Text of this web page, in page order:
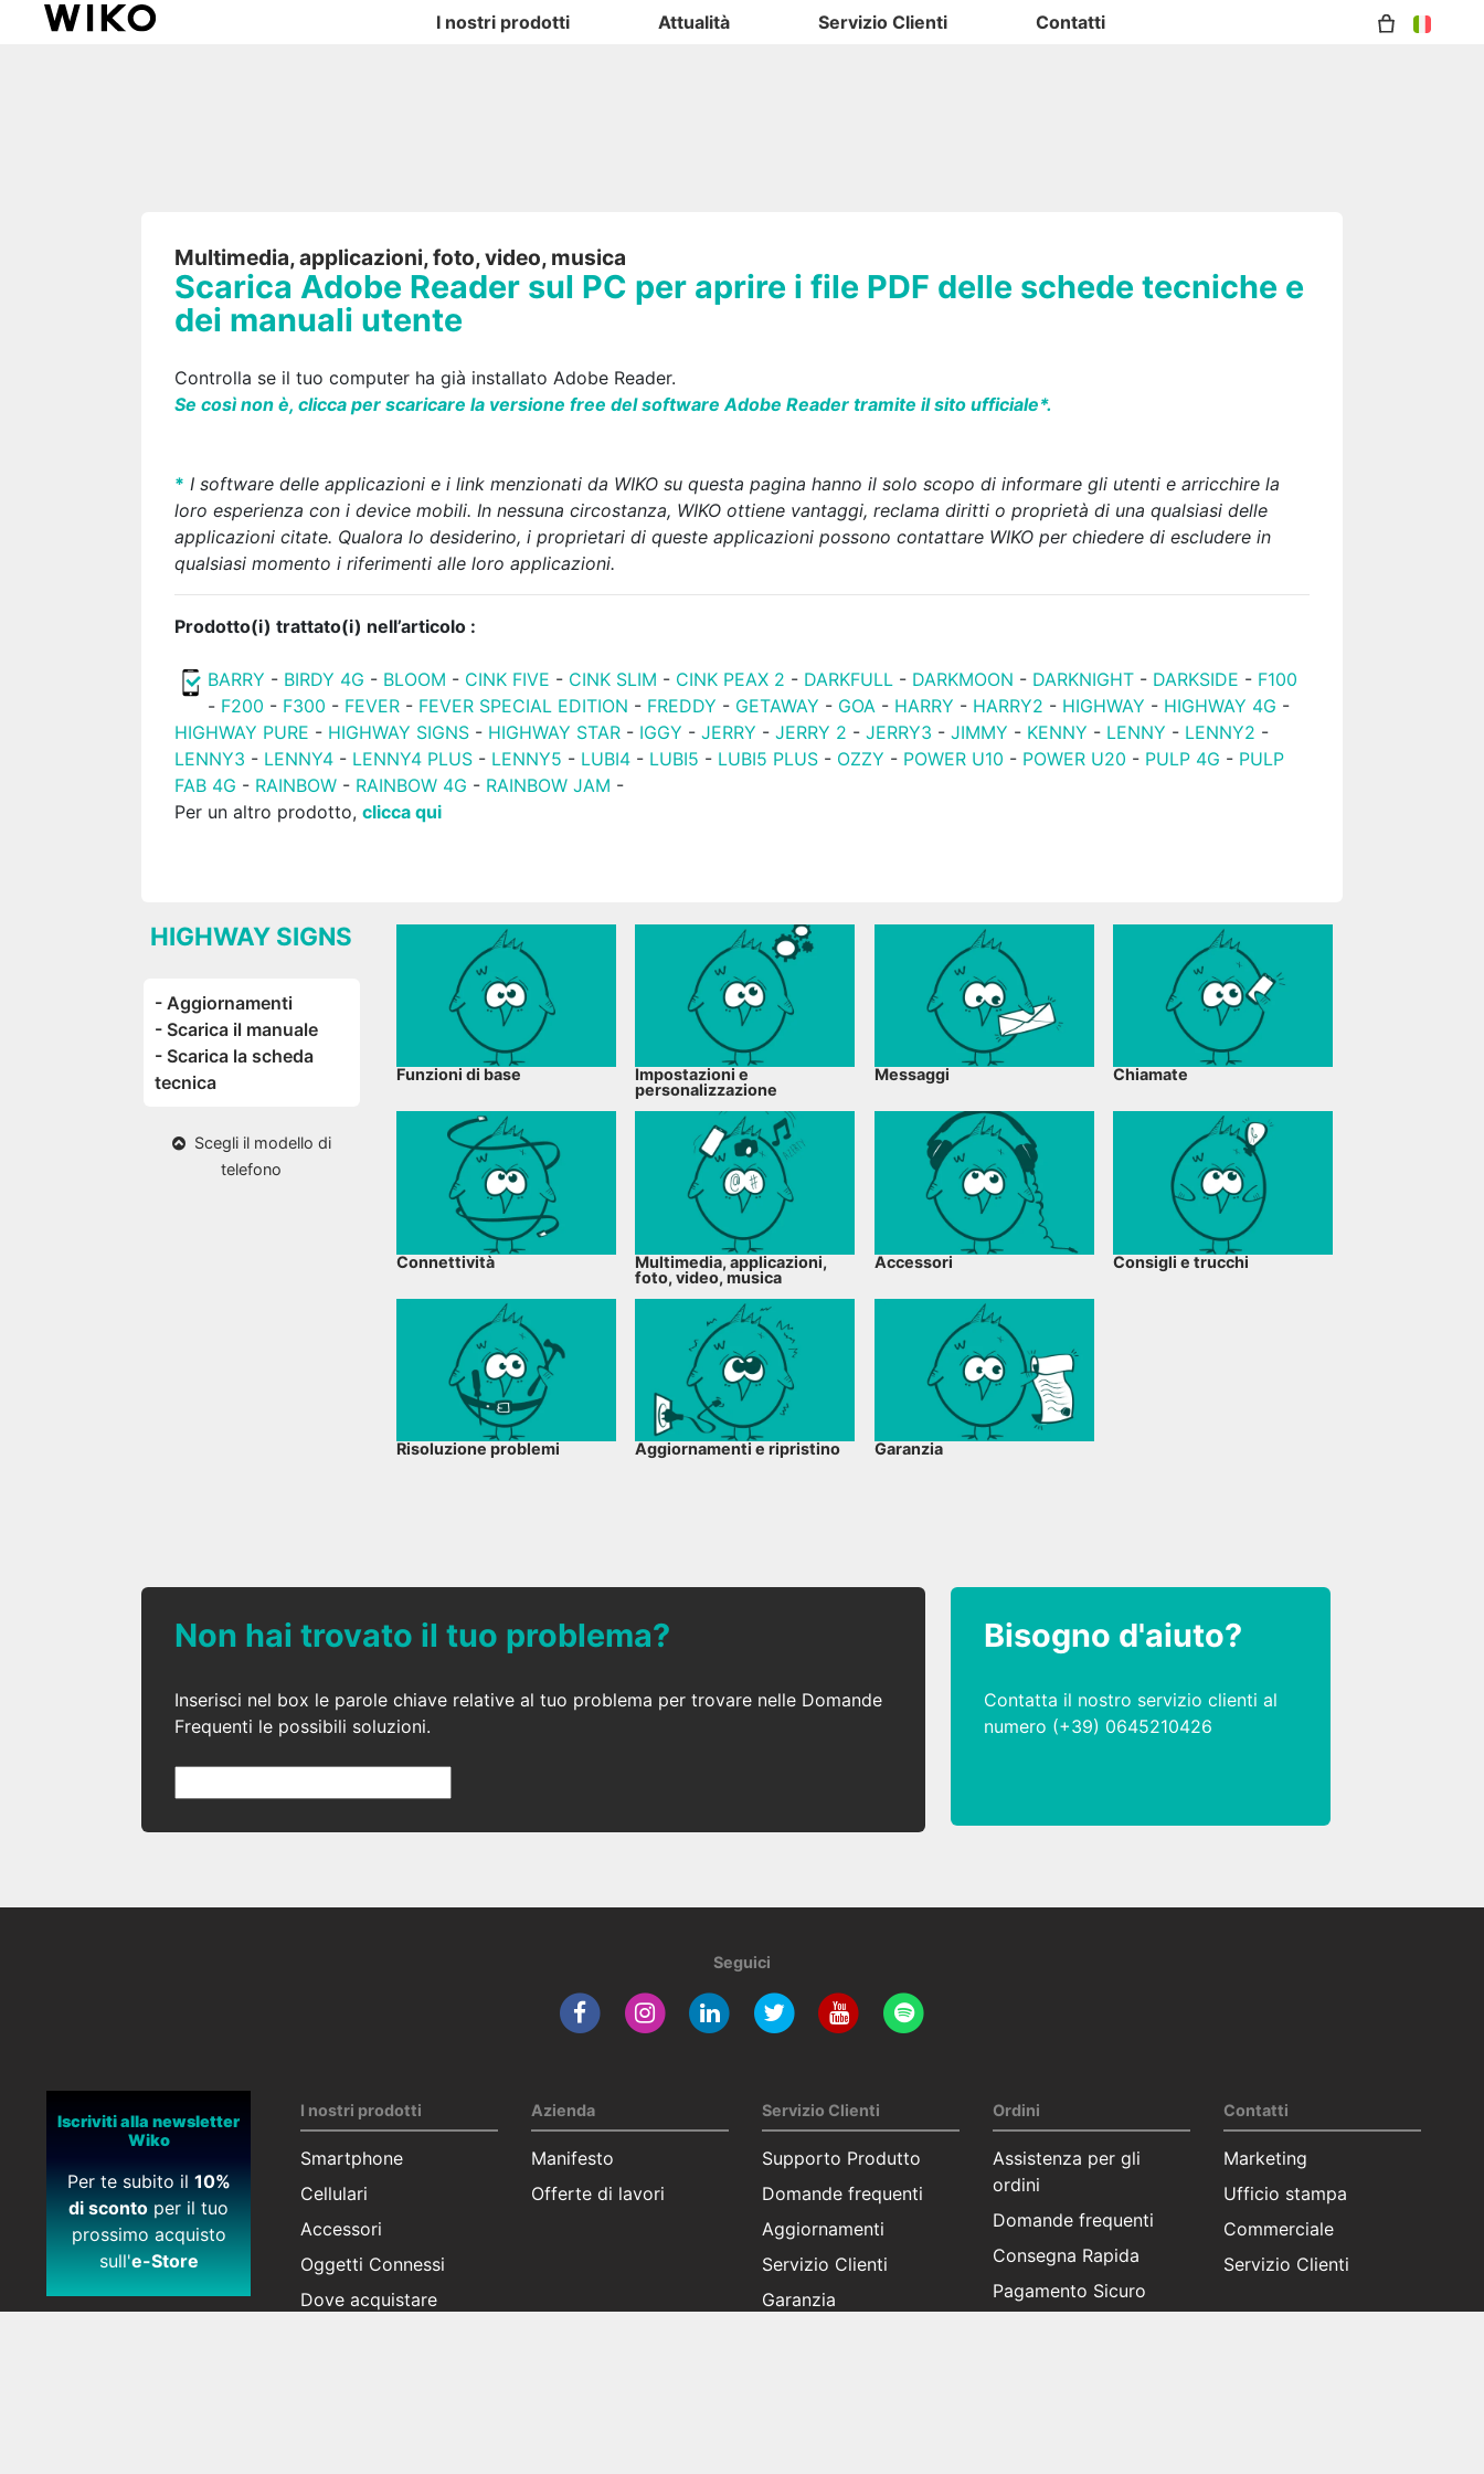
I nostri prodotti Attualità Servizio Clienti Contatti
Multimedia, applicazioni, foto, video, musica
Scarica Adobe Reader sul PC per aprire i file PDF delle schede tecniche e
dei manuali utente
Controlla se il tuo computer ha già installato Adobe Reader.
Se così non è, clicca per scaricare la versione free del software Adobe Reader tramite il sito ufficiale*.
* I software delle applicazioni e i link menzionati da WIKO su questa pagina hanno il solo scopo di informare gli utenti e arricchire la
loro esperienza con i device mobili. In nessuna circostanza, WIKO ottiene vantaggi, reclama diritti o proprietà di una qualsiasi delle
applicazioni citate. Qualora lo desiderino, i proprietari di queste applicazioni possono contattare WIKO per chiedere di escluderein
qualsiasi momentoi riferimenti alle loro applicazioni.
Prodotto(i) trattato(i) nell’articolo :
BARRY - BIRDY 4G - BLOOM - CINK FIVE - CINK SLIM - CINK PEAX 2 - DARKFULL - DARKMOON - DARKNIGHT - DARKSIDE - F100
- F200 - F300 - FEVER - FEVER SPECIAL EDITION - FREDDY - GETAWAY - GOA - HARRY - HARRY2 - HIGHWAY - HIGHWAY 4G -
HIGHWAY PURE - HIGHWAY SIGNS - HIGHWAY STAR - IGGY -JERRY -JERRY 2 -JERRY3 -JIMMY - KENNY - LENNY - LENNY2 -
LENNY3 - LENNY4 - LENNY4 PLUS - LENNY5 - LUBI4 - LUBI5 - LUBI5 PLUS - OZZY - POWER U10 - POWER U20 - PULP 4G - PULP
FAB 4G - RAINBOW - RAINBOW 4G - RAINBOW JAM -
Per un altro prodotto,clicca qui
HIGHWAY SIGNS
- Aggiornamenti
- Scarica il manuale
- Scarica la scheda
tecnica
Scegli il modello di
telefono
Funzioni di base
Impostazioni e
personalizzazione
Messaggi Chiamate
Connettività
Multimedia, applicazioni,
foto, video, musica
Accessori Consigli e trucchi
Risoluzione problemi Aggiornamenti e ripristino Garanzia
Non hai trovato il tuo problema?
Inserisci nel box le parole chiave relative al tuo problema per trovare nelle Domande
Frequenti le possibili soluzioni.
Bisogno d'aiuto?
Contatta il nostro servizio clienti al
numero (+39) 0645210426
Seguici
Iscriviti alla newsletter
Wiko
Per te subito il 10%
di sconto per il tuo
prossimo acquisto
sull'e-Store
I nostri prodotti
Smartphone
Cellulari
Accessori
Oggetti Connessi
Dove acquistare
Azienda
Manifesto
Offerte di lavori
Servizio Clienti
Supporto Produtto
Domande frequenti
Aggiornamenti
Servizio Clienti
Garanzia
Ordini
Assistenza per gli
ordini
Domande frequenti
Consegna Rapida
Pagamento Sicuro
Contatti
Marketing
Ufficio stampa
Commerciale
Servizio Clienti